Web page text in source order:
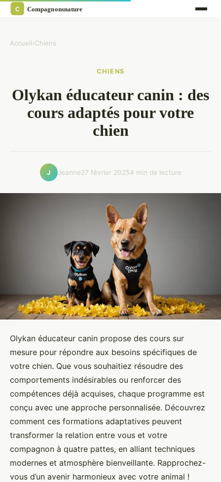
Accueil›Chiens
CHIENS
Olykan éducateur canin : des
cours adaptés pour votre
chien
J Jeanne27 février 20254 min de lecture
Olykan éducateur canin propose des cours sur
mesure pour répondre aux besoins spécifiques de
votre chien. Que vous souhaitiez résoudre des
comportements indésirables ou renforcer des
compétences déjà acquises, chaque programme est
conçu avec une approche personnalisée. Découvrez
comment ces formations adaptatives peuvent
transformer la relation entre vous et votre
compagnon à quatre pattes, en alliant techniques
modernes et atmosphère bienveillante. Rapprochez-
vous d’un avenir harmonieux avec votre animal !